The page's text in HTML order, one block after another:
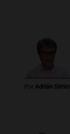
Por Adrián